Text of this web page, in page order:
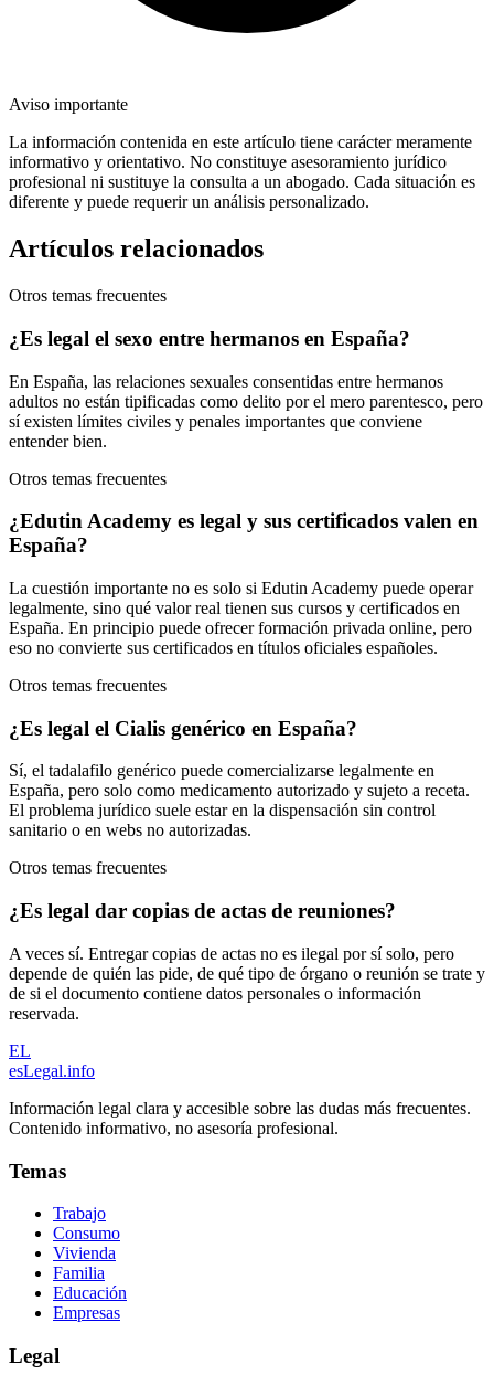
Aviso importante
La información contenida en este artículo tiene carácter meramente
informativo y orientativo. No constituye asesoramiento jurídico
profesional ni sustituye la consulta a un abogado. Cada situación es
diferente y puede requerir un análisis personalizado.
Artículos relacionados
Otros temas frecuentes
¿Es legal el sexo entre hermanos en España?
En España, las relaciones sexuales consentidas entre hermanos
adultos no están tipificadas como delito por el mero parentesco, pero
sí existen límites civiles y penales importantes que conviene
entender bien.
Otros temas frecuentes
¿Edutin Academy es legal y sus certificados valen en
España?
La cuestión importante no es solo si Edutin Academy puede operar
legalmente, sino qué valor real tienen sus cursos y certificados en
España. En principio puede ofrecer formación privada online, pero
eso no convierte sus certificados en títulos oficiales españoles.
Otros temas frecuentes
¿Es legal el Cialis genérico en España?
Sí, el tadalafilo genérico puede comercializarse legalmente en
España, pero solo como medicamento autorizado y sujeto a receta.
El problema jurídico suele estar en la dispensación sin control
sanitario o en webs no autorizadas.
Otros temas frecuentes
¿Es legal dar copias de actas de reuniones?
A veces sí. Entregar copias de actas no es ilegal por sí solo, pero
depende de quién las pide, de qué tipo de órgano o reunión se trate y
de si el documento contiene datos personales o información
reservada.
EL
esLegal.info
Información legal clara y accesible sobre las dudas más frecuentes.
Contenido informativo, no asesoría profesional.
Temas
Trabajo
Consumo
Vivienda
Familia
Educación
Empresas
Legal